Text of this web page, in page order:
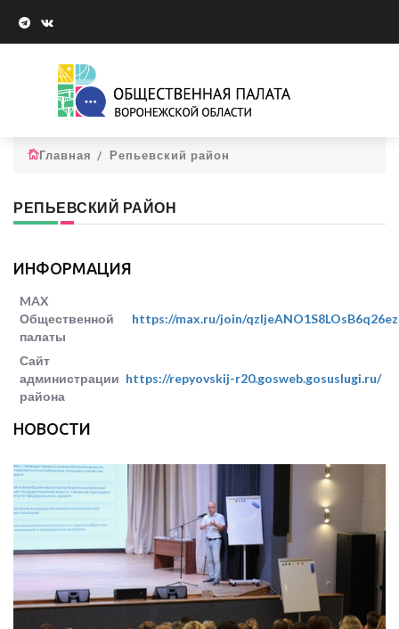
Главная Репьевский район
РЕПЬЕВСКИЙ РАЙОН
ИНФОРМАЦИЯ
MAX
Общественной
палаты
https://max.ru/join/
Сайт
администрации
района
https://repyovskij-r20.gosweb.gosuslugi.ru/
НОВОСТИ